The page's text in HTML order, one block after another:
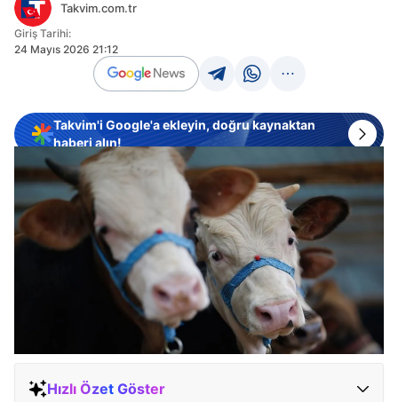
Takvim.com.tr
Giriş Tarihi:
24 Mayıs 2026 21:12
Takvim'i Google'a ekleyin, doğru kaynaktan
haberi alın!
Hızlı Özet Göster